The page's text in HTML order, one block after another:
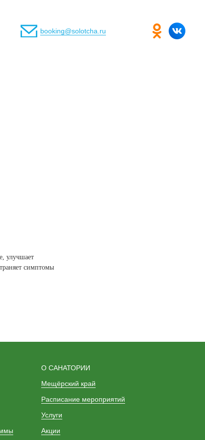
booking@solotcha.ru
симптомы
О САНАТОРИИ
Мещёрский край
Расписание мероприятий
Услуги
Акции